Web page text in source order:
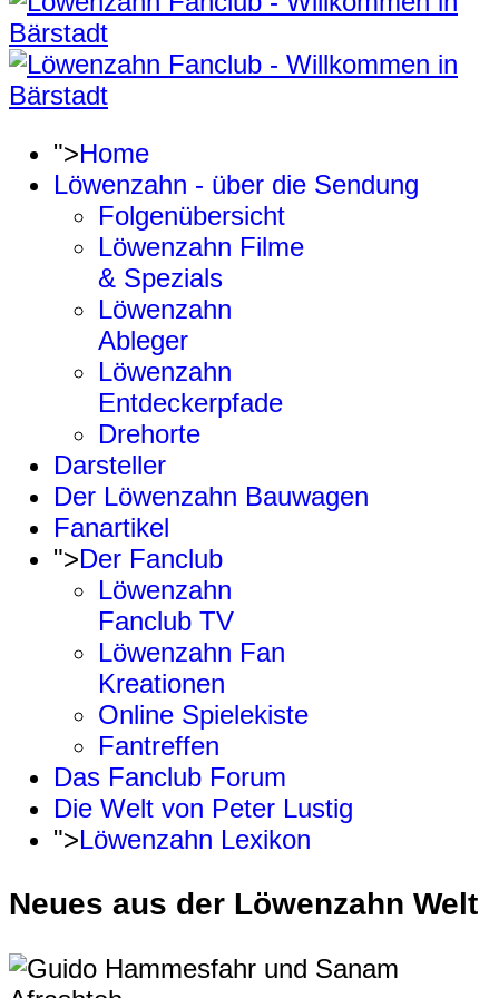
">Home
Löwenzahn - über die Sendung
Folgenübersicht
Löwenzahn Filme
& Spezials
Löwenzahn
Ableger
Löwenzahn
Entdeckerpfade
Drehorte
Darsteller
Der Löwenzahn Bauwagen
Fanartikel
">Der Fanclub
Löwenzahn
Fanclub TV
Löwenzahn Fan
Kreationen
Online Spielekiste
Fantreffen
Das Fanclub Forum
Die Welt von Peter Lustig
">Löwenzahn Lexikon
Neues aus der Löwenzahn Welt